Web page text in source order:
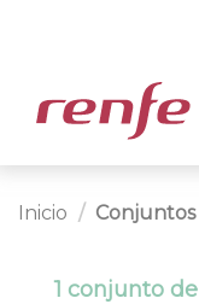
Inicio
1 conjunto